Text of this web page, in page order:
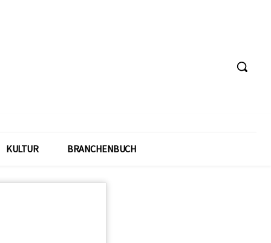
KULTUR BRANCHENBUCH